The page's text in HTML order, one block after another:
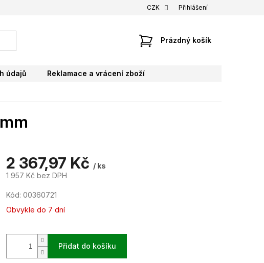
CZK Přihlášení
NÁKUPNÍ
Prázdný košík
údajů Reklamace a vrácení zboží
2 367,97 Kč / ks
1 957 Kč bez DPH
Měrná
cena:
Kód: 00360721
Obvykle do 7 dní
Přidat do košíku